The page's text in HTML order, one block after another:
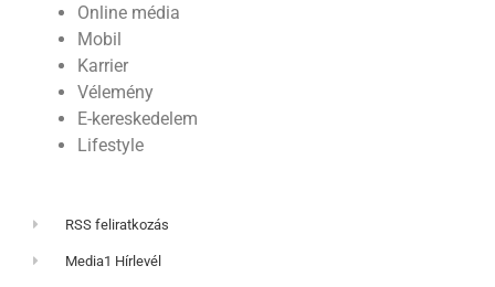
Online média
Mobil
Karrier
Vélemény
E-kereskedelem
Lifestyle
RSS feliratkozás
Media1 Hírlevél